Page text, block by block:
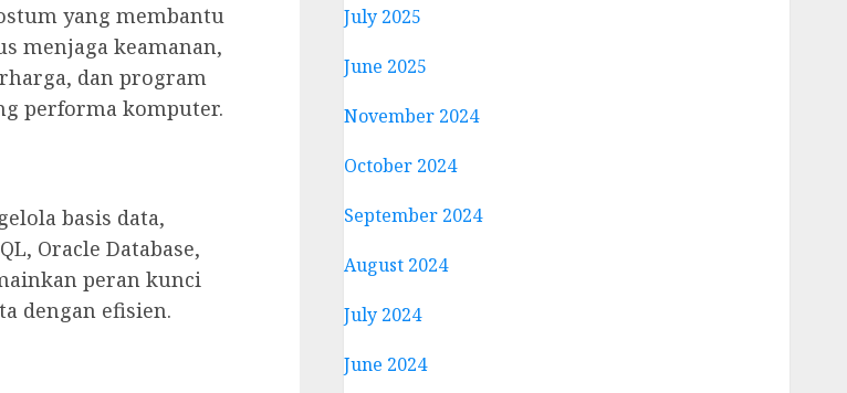
yang membantu
menjaga keamanan,
dan program
performa komputer.
basis data,
Oracle Database,
peran kunci
dengan efisien.
July 2025
June 2025
November 2024
October 2024
September 2024
August 2024
July 2024
June 2024